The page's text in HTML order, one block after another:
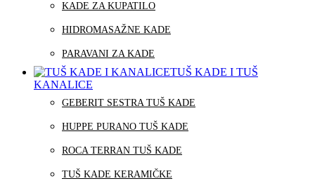
KADE ZA KUPATILO
HIDROMASAŽNE KADE
PARAVANI ZA KADE
TUŠ KADE I TUŠ
KANALICE
GEBERIT SESTRA TUŠ KADE
HUPPE PURANO TUŠ KADE
ROCA TERRAN TUŠ KADE
TUŠ KADE KERAMIČKE